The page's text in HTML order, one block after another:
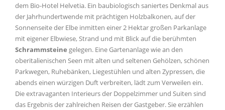
dem Bio-Hotel Helvetia. Ein baubiologisch saniertes Denkmal aus
der Jahrhundertwende mit prächtigen Holzbalkonen, auf der
Sonnenseite der Elbe inmitten einer 2 Hektar großen Parkanlage
mit eigener Elbwiese, Strand und mit Blick auf die berühmten
Schrammsteine gelegen. Eine Gartenanlage wie an den
oberitalienischen Seen mit alten und seltenen Gehölzen, schönen
Parkwegen, Ruhebänken, Liegestühlen und alten Zypressen, die
abends einen würzigen Duft verbreiten, lädt zum Verweilen ein.
Die extravaganten Interieurs der Doppelzimmer und Suiten sind
das Ergebnis der zahlreichen Reisen der Gastgeber. Sie erzählen